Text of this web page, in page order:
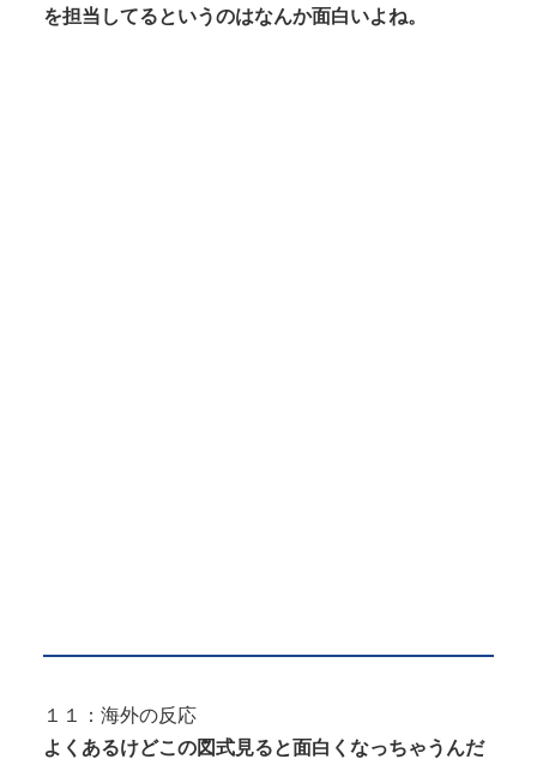
を担当してるというのはなんか面白いよね。
１１：海外の反応
よくあるけどこの図式見ると面白くなっちゃうんだ